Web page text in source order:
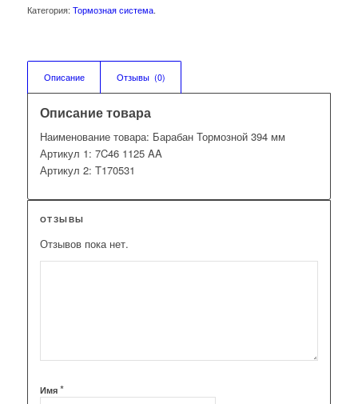
Категория: Тормозная система.
Описание Отзывы  (0)
Описание товара
Наименование товара: Барабан Тормозной 394 мм
Артикул 1: 7C46 1125 AA
Артикул 2: T170531
ОТЗЫВЫ
Отзывов пока нет.
Имя *